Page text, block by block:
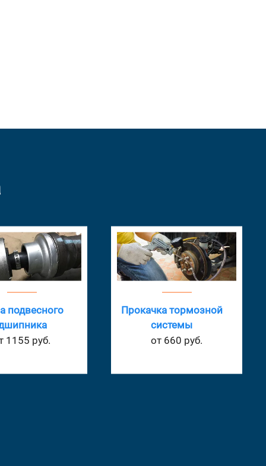
тормозной
660 руб.
Замена суппорта
от 495 руб.